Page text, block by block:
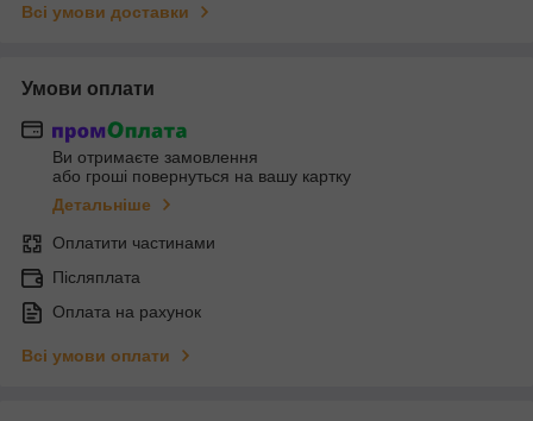
Всі умови доставки
Умови оплати
Ви отримаєте замовлення
або гроші повернуться на вашу картку
Детальніше
Оплатити частинами
Післяплата
Оплата на рахунок
Всі умови оплати